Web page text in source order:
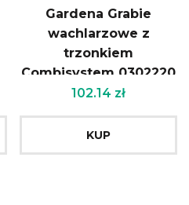
Gardena Grabie
wachlarzowe z
trzonkiem
Combisystem 0302220
102.14 zł
KUP